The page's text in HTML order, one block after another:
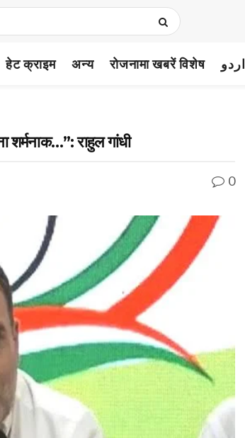
हेट क्राइम अन्य रोजनामा खबरें विशेष اردو
शर्मनाक…”: राहुल गांधी
0